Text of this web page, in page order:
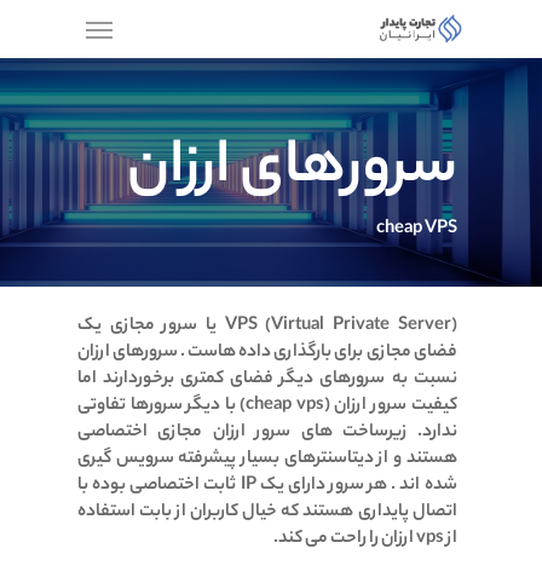
سرورهای ارزان
cheap VPS
VPS (Virtual Private Server) یا سرور مجازی یک
فضای مجازی برای بارگذاری داده هاست . سرورهای ارزان
نسبت به سرورهای دیگر فضای کمتری برخوردارند اما
کیفیت سرور ارزان (cheap vps) با دیگر سرورها تفاوتی
ندارد. زیرساخت های سرور ارزان مجازی اختصاصی
هستند و از دیتاسنترهای بسیار پیشرفته سرویس گیری
شده اند . هر سرور دارای یک IP ثابت اختصاصی بوده با
اتصال پایداری هستند که خیال کاربران از بابت استفاده
از vps ارزان را راحت می کند.